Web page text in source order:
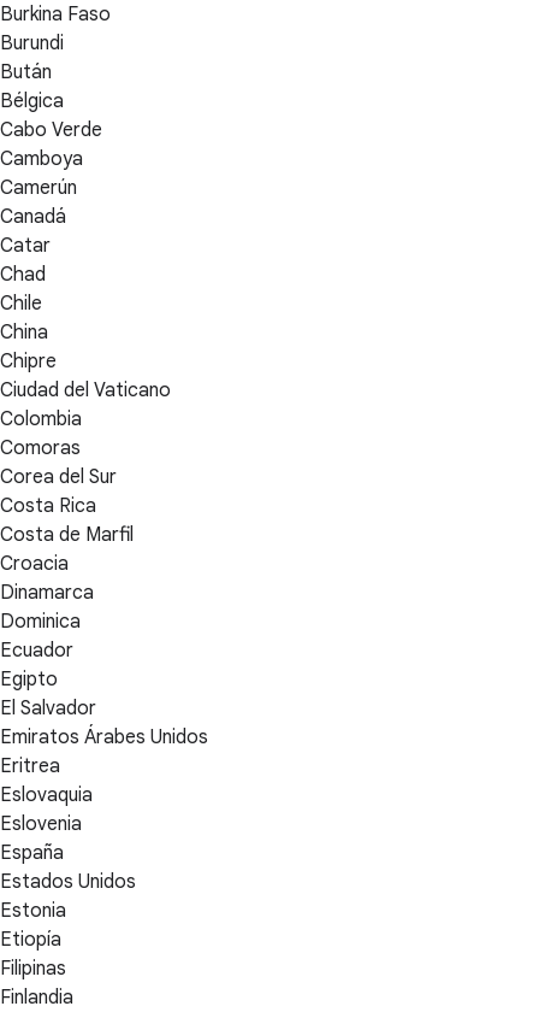
Burkina Faso
Burundi
Bután
Bélgica
Cabo Verde
Camboya
Camerún
Canadá
Catar
Chad
Chile
China
Chipre
Ciudad del Vaticano
Colombia
Comoras
Corea del Sur
Costa Rica
Costa de Marfil
Croacia
Dinamarca
Dominica
Ecuador
Egipto
El Salvador
Emiratos Árabes Unidos
Eritrea
Eslovaquia
Eslovenia
España
Estados Unidos
Estonia
Etiopía
Filipinas
Finlandia